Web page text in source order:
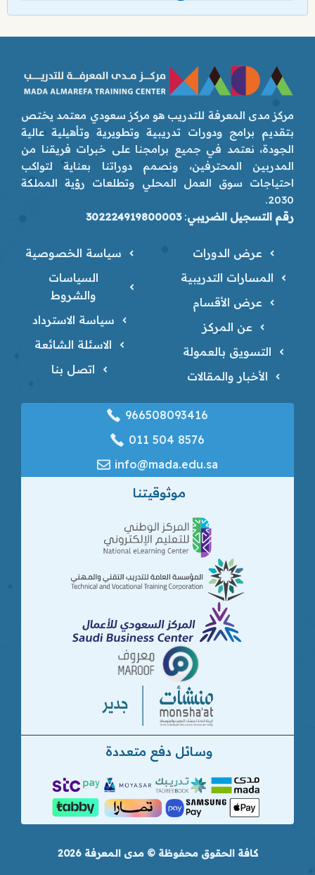
مركز مدى المعرفة للتدريب هو مركز سعودي معتمد يختص
بتقديم برامج ودورات تدريبية وتطويرية وتأهيلية عالية
الجودة، نعتمد في جميع برامجنا على خبرات فريقنا من
المدربين المحترفين، ونصمم دوراتنا بعناية لتواكب
احتياجات سوق العمل المحلي وتطلعات رؤية المملكة
2030.
رقم التسجيل الضريبي:
302224919800003
عرض الدورات
المسارات التدريبية
عرض الأقسام
عن المركز
التسويق بالعمولة
الأخبار والمقالات
سياسة الخصوصية
السياسات
والشروط
سياسة الاسترداد
الاسئلة الشائعة
اتصل بنا
966508093416
‎011 504 8576
info@mada.edu.sa
موثوقيتنا
وسائل دفع متعددة
كافة الحقوق محفوظة © مدى المعرفة 2026